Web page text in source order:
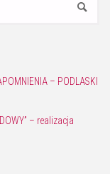
SZUKAJ
– PODLASKI
– realizacja